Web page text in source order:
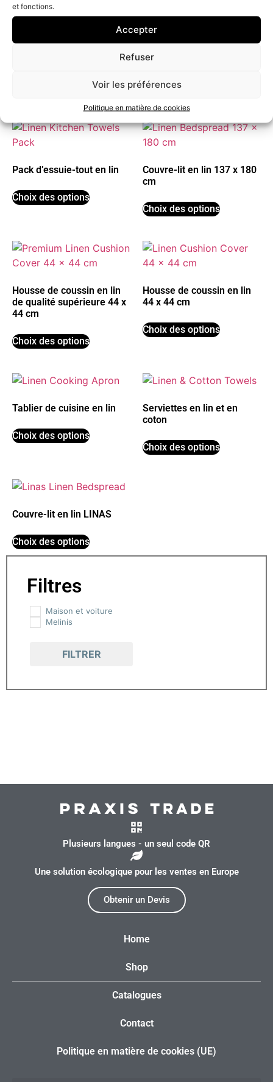
et fonctions.
Accepter
Refuser
Voir les préférences
Politique en matière de cookies
Barrières anti-inondations
Choix des options
Pack d’essuie-tout en lin
Choix des options
Couvre-lit en lin 137 x 180
cm
Choix des options
Housse de coussin en lin
de qualité supérieure 44 x
44 cm
Choix des options
Housse de coussin en lin
44 x 44 cm
Choix des options
Tablier de cuisine en lin
Choix des options
Serviettes en lin et en
coton
Choix des options
Couvre-lit en lin LINAS
Choix des options
Filtres
Maison et voiture
Melinis
FILTRER
Plusieurs langues - un seul code QR
Une solution écologique pour les ventes en Europe
Obtenir un Devis
Home
Shop
Catalogues
Contact
Politique en matière de cookies (UE)